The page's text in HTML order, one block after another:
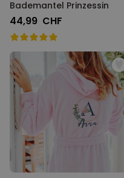
Bademantel Prinzessin
44,99 CHF